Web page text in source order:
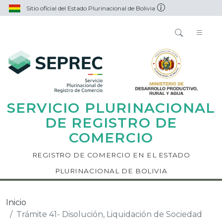
Sitio oficial del Estado Plurinacional de Bolivia
SERVICIO PLURINACIONAL
DE REGISTRO DE
COMERCIO
REGISTRO DE COMERCIO EN EL ESTADO
PLURINACIONAL DE BOLIVIA
Inicio
Trámite 41- Disolución, Liquidación de Sociedad